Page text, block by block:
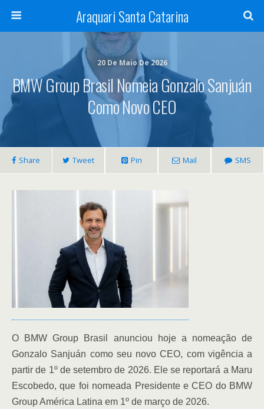
Araquari Santa Catarina
20 De Maio De 2026
BMW Group Brasil Nomeia Gonzalo Sanjuán
Como Novo CEO
Share Tweet Pin Mail SMS
O BMW Group Brasil anunciou hoje a nomeação de
Gonzalo Sanjuán como seu novo CEO, com vigência a
partir de 1º de setembro de 2026. Ele se reportará a Maru
Escobedo, que foi nomeada Presidente e CEO do BMW
Group América Latina em 1º de março de 2026.